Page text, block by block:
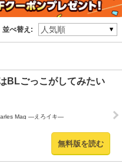
並べ替え:
BLごっこがしてみたい
Mag ―えろイキ―
無料版を読む